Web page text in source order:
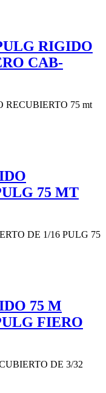
RIGIDO
CAB-
RECUBIERTO 75 mt
75 MT
DE 1/16 PULG 75
75 M
FIERO
DE 3/32